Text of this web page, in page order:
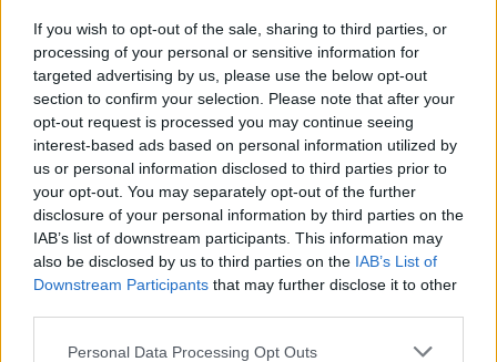
If you wish to opt-out of the sale, sharing to third parties, or
processing of your personal or sensitive information for
targeted advertising by us, please use the below opt-out
section to confirm your selection. Please note that after your
opt-out request is processed you may continue seeing
interest-based ads based on personal information utilized by
us or personal information disclosed to third parties prior to
your opt-out. You may separately opt-out of the further
disclosure of your personal information by third parties on the
IAB’s list of downstream participants. This information may
also be disclosed by us to third parties on the IAB’s List of
Downstream Participants that may further disclose it to other
Personal Data Processing Opt Outs
κατεύθυνση όπου κάθεστε.